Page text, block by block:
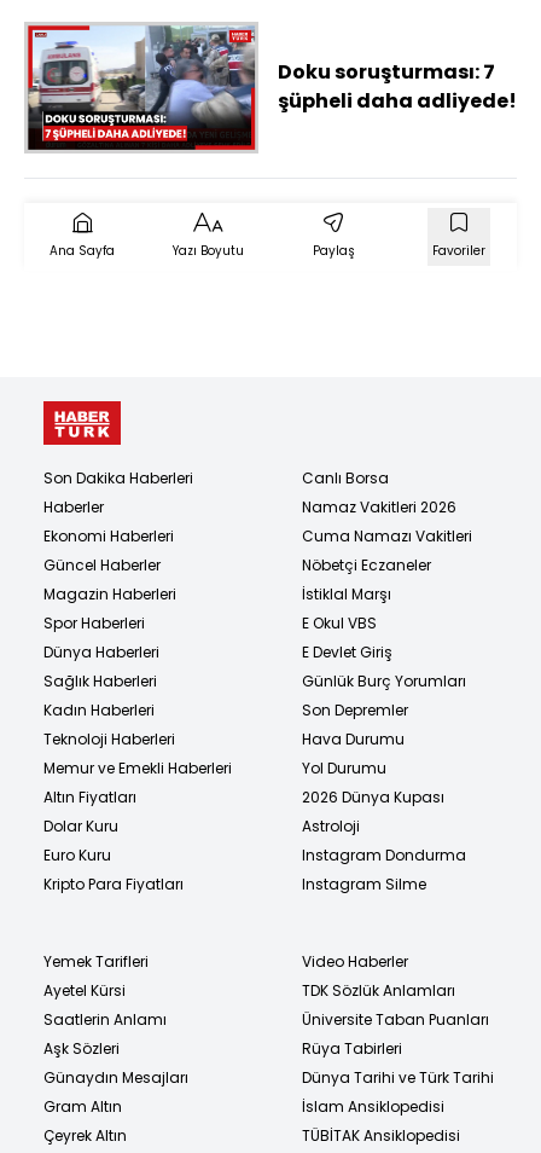
Doku soruşturması: 7
şüpheli daha adliyede!
Ana Sayfa Yazı Boyutu Paylaş Favoriler
Son Dakika Haberleri
Haberler
Ekonomi Haberleri
Güncel Haberler
Magazin Haberleri
Spor Haberleri
Dünya Haberleri
Sağlık Haberleri
Kadın Haberleri
Teknoloji Haberleri
Memur ve Emekli Haberleri
Altın Fiyatları
Dolar Kuru
Euro Kuru
Kripto Para Fiyatları
Canlı Borsa
Namaz Vakitleri 2026
Cuma Namazı Vakitleri
Nöbetçi Eczaneler
İstiklal Marşı
E Okul VBS
E Devlet Giriş
Günlük Burç Yorumları
Son Depremler
Hava Durumu
Yol Durumu
2026 Dünya Kupası
Astroloji
Instagram Dondurma
Instagram Silme
Yemek Tarifleri
Ayetel Kürsi
Saatlerin Anlamı
Aşk Sözleri
Günaydın Mesajları
Gram Altın
Çeyrek Altın
Video Haberler
TDK Sözlük Anlamları
Üniversite Taban Puanları
Rüya Tabirleri
Dünya Tarihi ve Türk Tarihi
İslam Ansiklopedisi
TÜBİTAK Ansiklopedisi